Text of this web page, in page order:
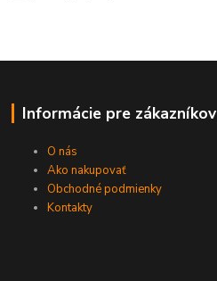
Informácie pre zákazníkov
O nás
Ako nakupovať
Obchodné podmienky
Kontakty